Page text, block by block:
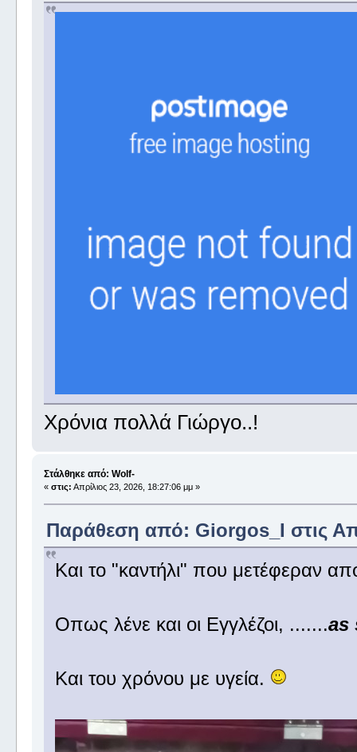
Χρόνια πολλά Γιώργο..!
Στάλθηκε από: Wolf-
« στις: Απρίλιος 23, 2026, 18:27:06 μμ »
Παράθεση από: Giorgos_I στις
Και το "καντήλι" που μετέφεραν
Οπως λένε και οι Εγγλέζοι, .......as
Και του χρόνου με υγεία.